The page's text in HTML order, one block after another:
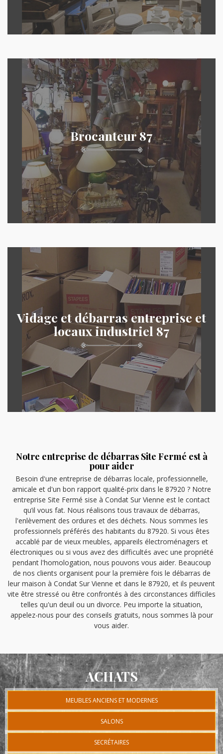
Brocanteur 87
Vidage et débarras entreprise et
locaux industriel 87
Notre entreprise de débarras Site Fermé est à
pour aider
Besoin d'une entreprise de débarras locale, professionnelle,
amicale et d'un bon rapport qualité-prix dans le 87920 ? Notre
entreprise Site Fermé sise à Condat Sur Vienne est le contact
qu’il vous fat. Nous réalisons tous travaux de débarras,
l'enlèvement des ordures et des déchets. Nous sommes les
professionnels préférés des habitants du 87920. Si vous êtes
accablé par de vieux meubles, appareils électroménagers et
électroniques ou si vous avez des difficultés avec une propriété
pendant l'homologation, nous pouvons vous aider. Beaucoup
de nos clients organisent pour la première fois le débarras de
leur maison à Condat Sur Vienne et dans le 87920, et ils peuvent
vite être stressé ou être confrontés à des circonstances difficiles
telles qu'un deuil ou un divorce. Peu importe la situation,
appelez-nous pour des conseils gratuits, nous sommes là pour
vous aider.
ACHATS
MEUBLES ANCIENS ET MODERNES
SALONS
SECRÉTAIRES